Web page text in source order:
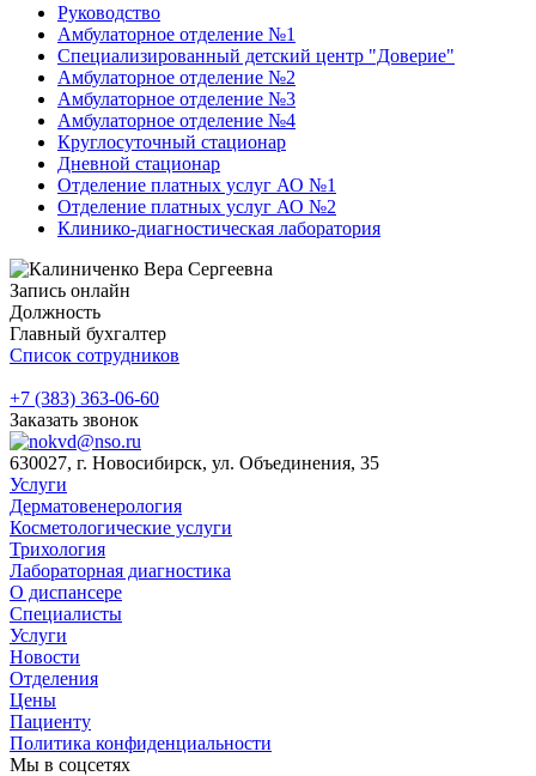
Руководство
Амбулаторное отделение №1
Специализированный детский центр "Доверие"
Амбулаторное отделение №2
Амбулаторное отделение №3
Амбулаторное отделение №4
Круглосуточный стационар
Дневной стационар
Отделение платных услуг АО №1
Отделение платных услуг АО №2
Клинико-диагностическая лаборатория
Запись онлайн
Должность
Главный бухгалтер
Список сотрудников
+7 (383) 363-06-60
Заказать звонок
630027, г. Новосибирск, ул. Объединения, 35
Услуги
Дерматовенерология
Косметологические услуги
Трихология
Лабораторная диагностика
О диспансере
Специалисты
Услуги
Новости
Отделения
Цены
Пациенту
Политика конфиденциальности
Мы в соцсетях